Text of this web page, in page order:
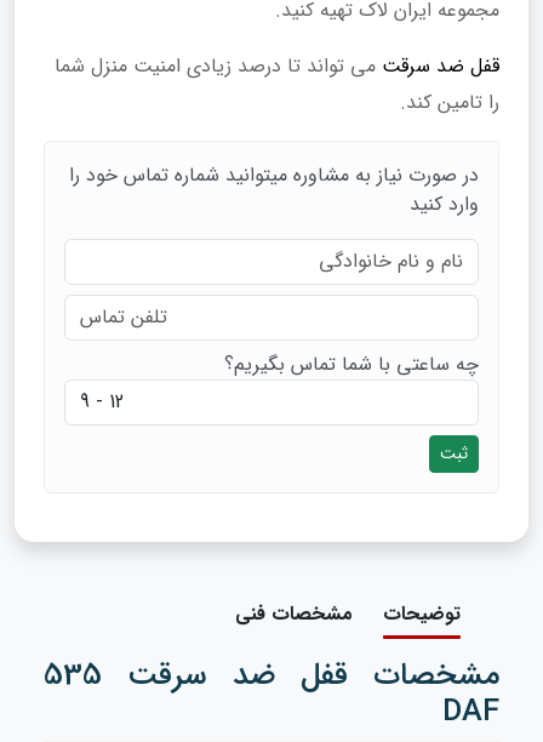
مجموعه ایران لاک تهیه کنید.
قفل ضد سرقت می تواند تا درصد زیادی امنیت منزل شما
را تامین کند.
در صورت نیاز به مشاوره میتوانید شماره تماس خود را
وارد کنید
چه ساعتی با شما تماس بگیریم؟
ثبت
توضیحات مشخصات فنی
مشخصات قفل ضد سرقت 535
DAF